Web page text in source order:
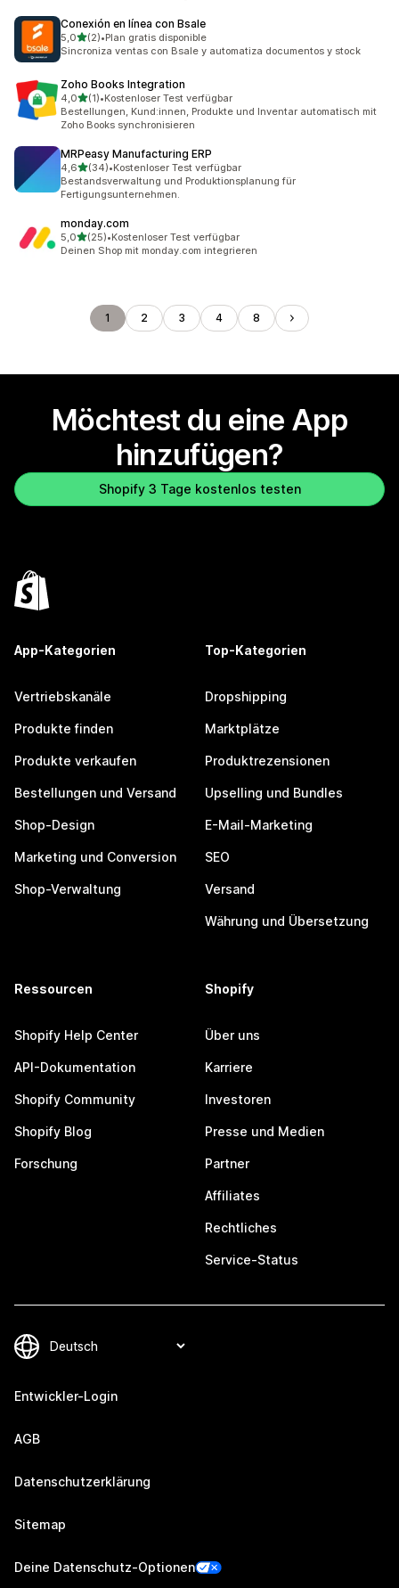
Conexión en línea con Bsale
5,0von 5 Sternen
(2)
2 Rezensionen insgesamt
•Plan gratis disponible
Sincroniza ventas con Bsale y automatiza documentos y stock
Zoho Books Integration
4,0von 5 Sternen
(1)
1 Rezensionen insgesamt
•Kostenloser Test verfügbar
Bestellungen, Kund:innen, Produkte und Inventar automatisch mit
Zoho Books synchronisieren
MRPeasy Manufacturing ERP
4,6von 5 Sternen
(34)
34 Rezensionen insgesamt
•Kostenloser Test verfügbar
Bestandsverwaltung und Produktionsplanung für
Fertigungsunternehmen.
monday.com
5,0von 5 Sternen
(25)
25 Rezensionen insgesamt
•Kostenloser Test verfügbar
Deinen Shop mit monday.com integrieren
1 2 3 4 8
Möchtest du eine App
hinzufügen?
Shopify 3 Tage kostenlos testen
App-Kategorien
Vertriebskanäle
Produkte finden
Produkte verkaufen
Bestellungen und Versand
Shop-Design
Marketing und Conversion
Shop-Verwaltung
Top-Kategorien
Dropshipping
Marktplätze
Produktrezensionen
Upselling und Bundles
E-Mail-Marketing
SEO
Versand
Währung und Übersetzung
Ressourcen
Shopify Help Center
API-Dokumentation
Shopify Community
Shopify Blog
Forschung
Shopify
Über uns
Karriere
Investoren
Presse und Medien
Partner
Affiliates
Rechtliches
Service-Status
Entwickler-Login
AGB
Datenschutzerklärung
Sitemap
Deine Datenschutz-Optionen